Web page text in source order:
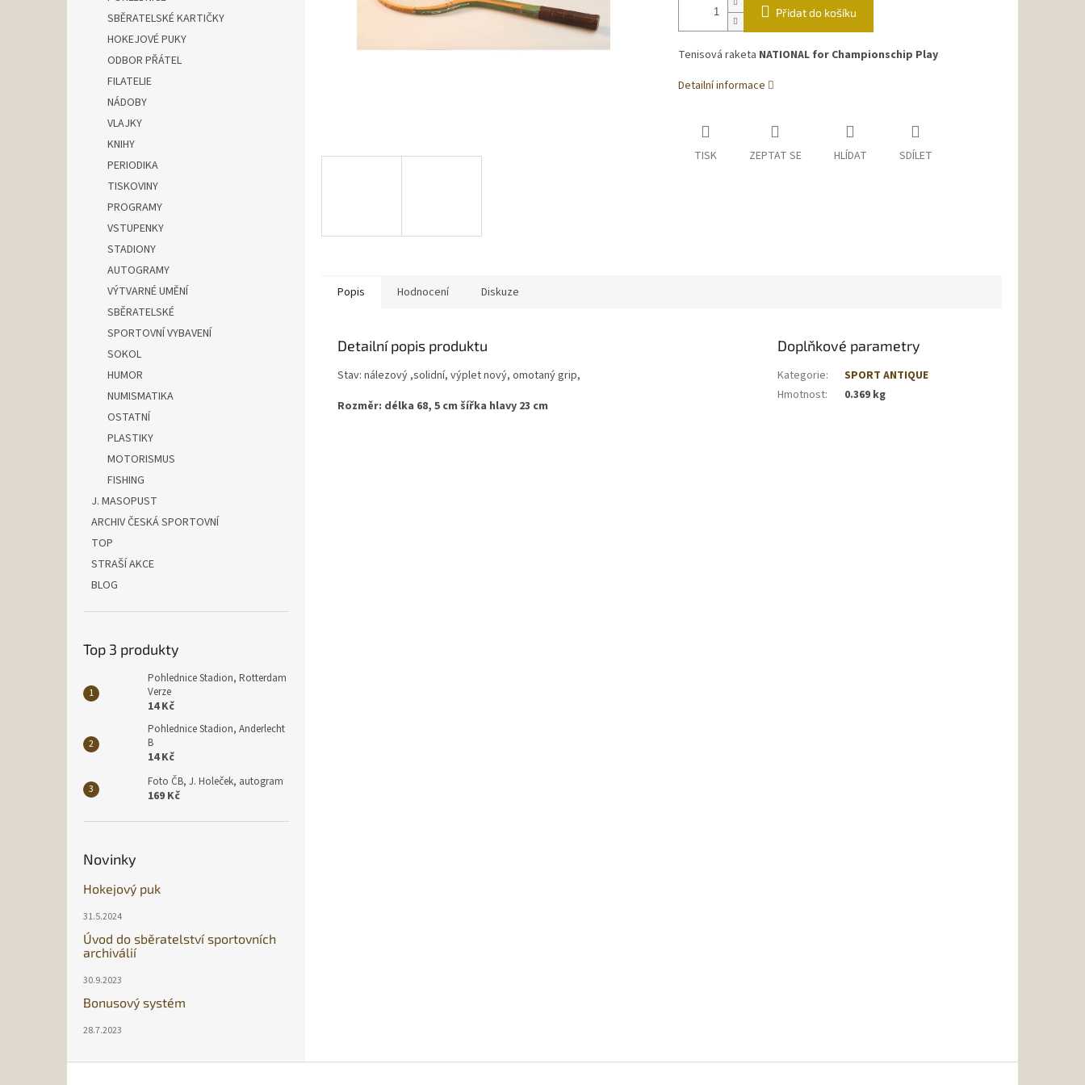
SBĚRATELSKÉ KARTIČKY
HOKEJOVÉ PUKY
ODBOR PŘÁTEL
FILATELIE
NÁDOBY
VLAJKY
KNIHY
PERIODIKA
TISKOVINY
PROGRAMY
VSTUPENKY
STADIONY
AUTOGRAMY
VÝTVARNÉ UMĚNÍ
SBĚRATELSKÉ
SPORTOVNÍ VYBAVENÍ
SOKOL
HUMOR
NUMISMATIKA
OSTATNÍ
PLASTIKY
MOTORISMUS
FISHING
J. MASOPUST
ARCHIV ČESKÁ SPORTOVNÍ
TOP
STRAŠÍ AKCE
BLOG
Top 3 produkty
Pohlednice Stadion, Rotterdam
Verze
14 Kč
Pohlednice Stadion, Anderlecht
B
14 Kč
Foto ČB, J. Holeček, autogram
169 Kč
Novinky
Hokejový puk
31.5.2024
Úvod do sběratelství sportovních
archiválií
30.9.2023
Bonusový systém
28.7.2023
Přidat do košíku
Tenisová raketa NATIONAL for Championschip Play
Detailní informace
TISK ZEPTAT SE HLÍDAT SDÍLET
Popis Hodnocení Diskuze
Detailní popis produktu
Stav: nálezový ,solidní, výplet nový, omotaný grip,
Rozměr: délka 68, 5 cm šířka hlavy 23 cm
Doplňkové parametry
Kategorie:
SPORT ANTIQUE
Hmotnost: 0.369 kg